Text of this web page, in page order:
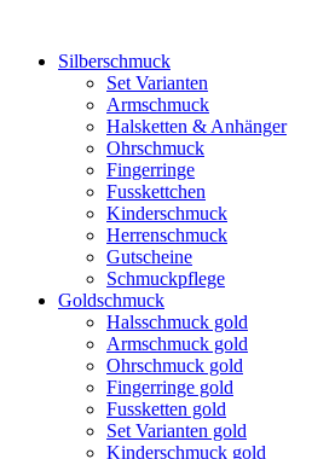
Silberschmuck
Set Varianten
Armschmuck
Halsketten & Anhänger
Ohrschmuck
Fingerringe
Fusskettchen
Kinderschmuck
Herrenschmuck
Gutscheine
Schmuckpflege
Goldschmuck
Halsschmuck gold
Armschmuck gold
Ohrschmuck gold
Fingerringe gold
Fussketten gold
Set Varianten gold
Kinderschmuck gold